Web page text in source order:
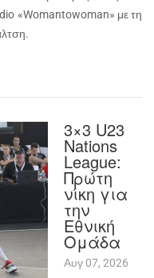
«Womantowoman» με τη
3×3 U23
Nations
League:
Πρώτη
νίκη για
την
Εθνική
Ομάδα
Αυγ 07, 2026